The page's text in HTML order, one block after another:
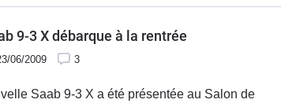
9-3 X débarque à la rentrée
06/2009 3
Saab 9-3 X a été présentée au Salon de